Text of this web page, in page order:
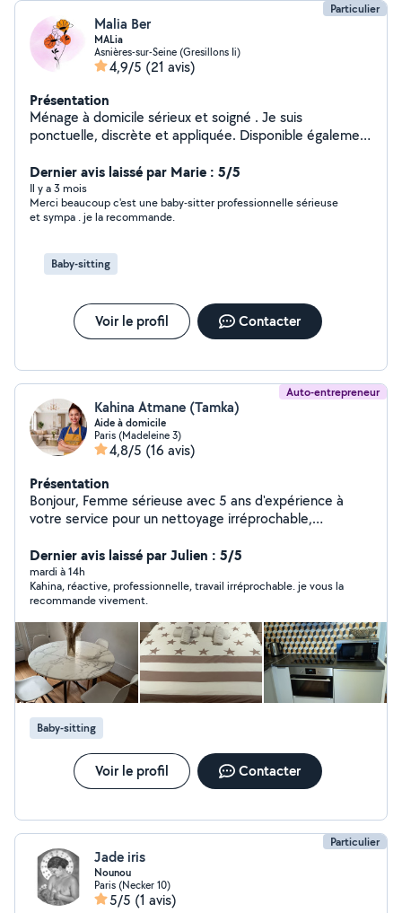
Particulier
Malia Ber
MALia
Asnières-sur-Seine (Gresillons Ii)
4,9/5 (21 avis)
Présentation
Ménage à domicile sérieux et soigné . Je suis
ponctuelle, discrète et appliquée. Disponible également
Dernier avis laissé par Marie : 5/5
Il y a 3 mois
Merci beaucoup c'est une baby-sitter professionnelle sérieuse
et sympa . je la recommande.
Baby-sitting
Voir le profil Contacter
Auto-entrepreneur
Kahina Atmane (Tamka)
Aide à domicile
Paris (Madeleine 3)
4,8/5 (16 avis)
Présentation
Bonjour, Femme sérieuse avec 5 ans d'expérience à
votre service pour un nettoyage irréprochable,
de chaque surface, je vous garantis un foyer soigné avec
rigueur et cœur Savoir-faire , Discrétion, Travail soigné .
Références disponibles Bien Cordialement, Kahina
Dernier avis laissé par Julien : 5/5
mardi à 14h
Kahina, réactive, professionnelle, travail irréprochable. je vous la
recommande vivement.
Baby-sitting
Voir le profil Contacter
Particulier
Jade iris
Nounou
Paris (Necker 10)
5/5 (1 avis)